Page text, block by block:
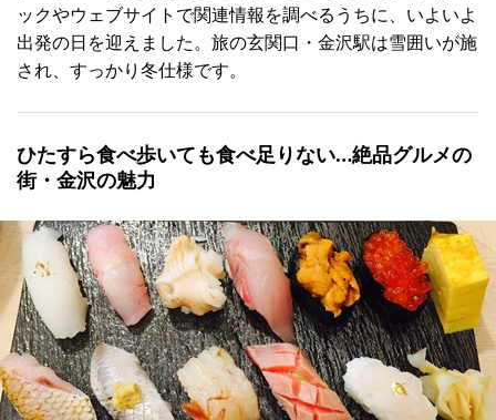
ックやウェブサイトで関連情報を調べるうちに、いよいよ
出発の日を迎えました。旅の玄関口・金沢駅は雪囲いが施
され、すっかり冬仕様です。
ひたすら食べ歩いても食べ足りない…絶品グルメの
街・金沢の魅力